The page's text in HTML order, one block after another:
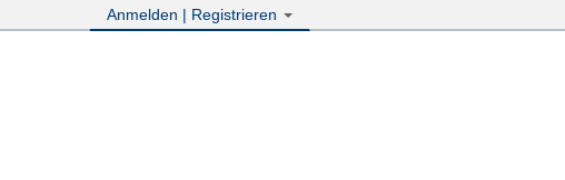
Anmelden | Registrieren